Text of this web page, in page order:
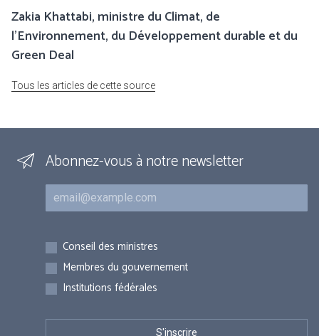
Zakia Khattabi, ministre du Climat, de
l’Environnement, du Développement durable et du
Green Deal
Tous les articles de cette source
Abonnez-vous à notre newsletter
Courriel
Inscriptions
Conseil des ministres
Membres du gouvernement
Institutions fédérales